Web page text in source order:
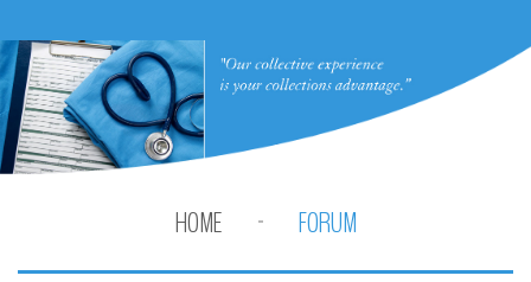
HOME FORUM